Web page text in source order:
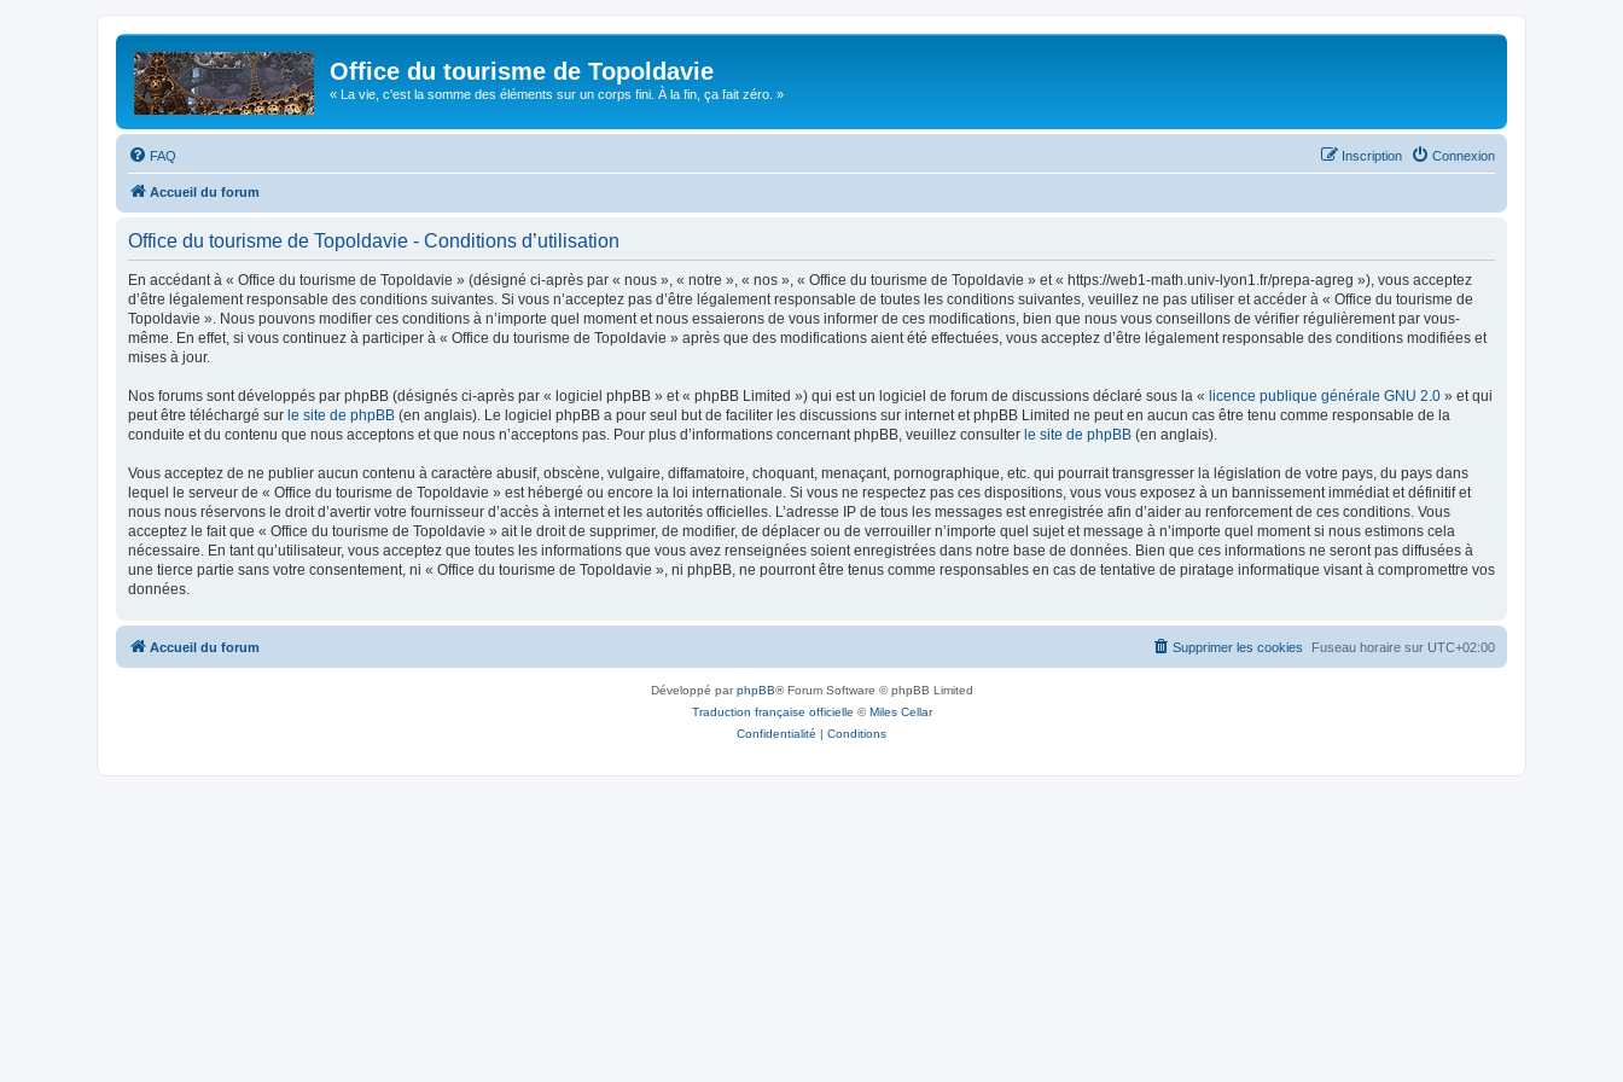
Office du tourisme de Topoldavie
« La vie, c'est la somme des éléments sur un corps fini. À la fin, ça fait zéro. »
FAQ Connexion
Inscription
Accueil du forum
Office du tourisme de Topoldavie - Conditions d’utilisation
En accédant à « Office du tourisme de Topoldavie » (désigné ci-après par « nous », « notre », « nos », « Office du tourisme de Topoldavie » et « https://web1-math.univ-lyon1.fr/prepa-agreg »), vous acceptez
d’être légalement responsable des conditions suivantes. Si vous n’acceptez pas d’être légalement responsable de toutes les conditions suivantes, veuillez ne pas utiliser et accéder à « Office du tourisme de
Topoldavie ». Nous pouvons modifier ces conditions à n’importe quel moment et nous essaierons de vous informer de ces modifications, bien que nous vous conseillons de vérifier régulièrement par vous-
même. En effet, si vous continuez à participer à « Office du tourisme de Topoldavie » après que des modifications aient été effectuées, vous acceptez d’être légalement responsable des conditions modifiées et
mises à jour.
Nos forums sont développés par phpBB (désignés ci-après par « logiciel phpBB » et « phpBB Limited ») qui est un logiciel de forum de discussions déclaré sous la « licence publique générale GNU 2.0 » et qui
peut être téléchargé sur le site de phpBB (en anglais). Le logiciel phpBB a pour seul but de faciliter les discussions sur internet et phpBB Limited ne peut en aucun cas être tenu comme responsable de la
conduite et du contenu que nous acceptons et que nous n’acceptons pas. Pour plus d’informations concernant phpBB, veuillez consulter le site de phpBB (en anglais).
Vous acceptez de ne publier aucun contenu à caractère abusif, obscène, vulgaire, diffamatoire, choquant, menaçant, pornographique, etc. qui pourrait transgresser la législation de votre pays, du pays dans
lequel le serveur de « Office du tourisme de Topoldavie » est hébergé ou encore la loi internationale. Si vous ne respectez pas ces dispositions, vous vous exposez à un bannissement immédiat et définitif et
nous nous réservons le droit d’avertir votre fournisseur d’accès à internet et les autorités officielles. L’adresse IP de tous les messages est enregistrée afin d’aider au renforcement de ces conditions. Vous
acceptez le fait que « Office du tourisme de Topoldavie » ait le droit de supprimer, de modifier, de déplacer ou de verrouiller n’importe quel sujet et message à n’importe quel moment si nous estimons cela
nécessaire. En tant qu’utilisateur, vous acceptez que toutes les informations que vous avez renseignées soient enregistrées dans notre base de données. Bien que ces informations ne seront pas diffusées à
une tierce partie sans votre consentement, ni « Office du tourisme de Topoldavie », ni phpBB, ne pourront être tenus comme responsables en cas de tentative de piratage informatique visant à compromettre vos
données.
Accueil du forum Fuseau horaire sur UTC+02:00
Supprimer les cookies
Développé parphpBB® Forum Software © phpBB Limited
Traduction française officielle ©Miles Cellar
Confidentialité | Conditions